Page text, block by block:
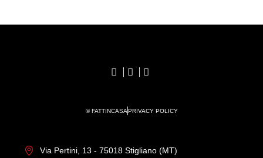
© FATTINCASAPRIVACY POLICY
Via Pertini, 13 - 75018 Stigliano (MT)